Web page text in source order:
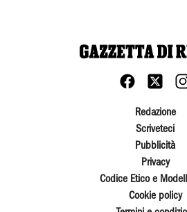
Redazione
Scriveteci
Pubblicità
Privacy
Codice Etico e
Cookie policy